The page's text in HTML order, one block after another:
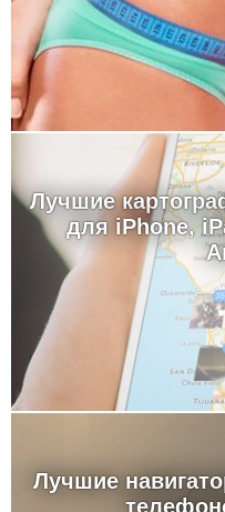
Лучшие
для iPhone,
Лучшие